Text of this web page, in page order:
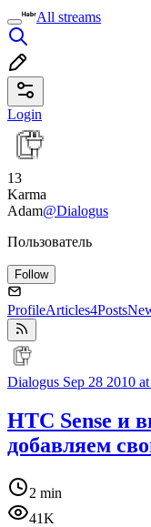
All streams
Login
13
Karma
Adam@Dialogus
Пользователь
Follow
ProfileArticles4Posts
Dialogus Sep 28 2010
HTC Sense и
добавляем
2 min
41K